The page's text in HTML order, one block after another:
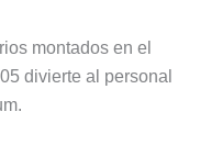
montados en el
divierte al personal